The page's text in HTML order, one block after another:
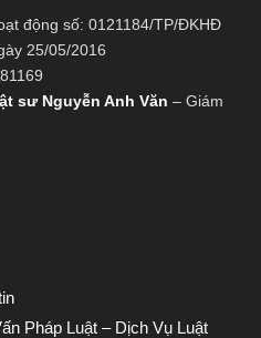
động số: 0121184/TP/ĐKHĐ
25/05/2016
sư Nguyễn Anh Văn – Giám
Pháp Luật – Dịch Vụ Luật